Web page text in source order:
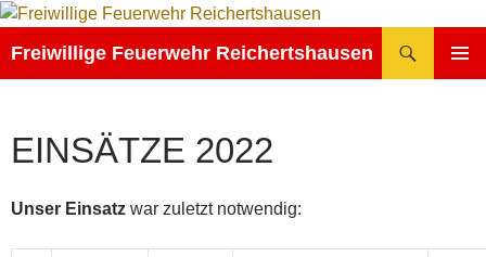
Zum
springen
Freiwillige Feuerwehr Reichertshausen
EINSÄTZE 2022
Unser Einsatz war zuletzt notwendig: